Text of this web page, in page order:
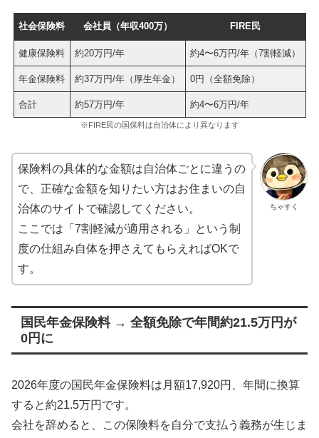
社会保険料 会社員（年収400万） FIRE民
健康保険料 約20万円/年 約4〜6万円/年（7割軽減）
年金保険料 約37万円/年（厚生年金） 0円（全額免除）
合計 約57万円/年 約4〜6万円/年
※FIRE民の国保料は自治体により異なります
ちゃすく
保険料の具体的な金額は自治体ごとに違うの
で、正確な金額を知りたい方はお住まいの自
治体のサイトで確認してください。
ここでは「7割軽減が適用される」という制
度の仕組み自体を押さえてもらえればOKで
す。
国民年金保険料 → 全額免除で年間約21.5万円が
0円に
2026年度の国民年金保険料は月額17,920円、年間に換算
すると約21.5万円です。
会社を辞めると、この保険料を自分で支払う義務が生じま